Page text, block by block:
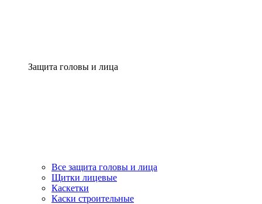
Защита головы и лица
Все защита головы и лица
Щитки лицевые
Каскетки
Каски строительные